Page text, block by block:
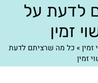
לדעת על
זמין
זמין» כל מה שרציתם לדעת
זמין